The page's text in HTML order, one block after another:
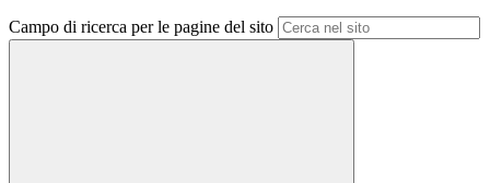
Campo di ricerca per le pagine del sito